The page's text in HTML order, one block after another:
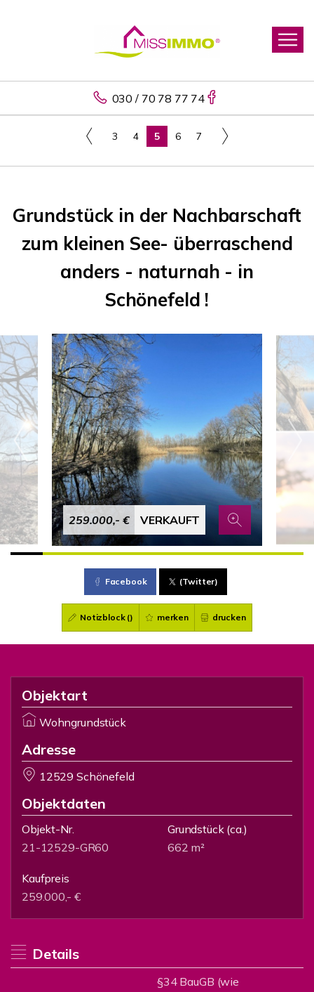
030 / 70 78 77 74
3 4 5 6 7
Grundstück in der Nachbarschaft
zum kleinen See- überraschend
anders - naturnah - in
Schönefeld !
259.000,- € VERKAUFT
Facebook (Twitter)
Notizblock () merken drucken
Objektart
Wohngrundstück
Adresse
12529 Schönefeld
Objektdaten
Objekt-Nr.
21-12529-GR60
Grundstück(ca.)
662 m²
Kaufpreis
259.000,- €
Details
§34 BauGB (wie